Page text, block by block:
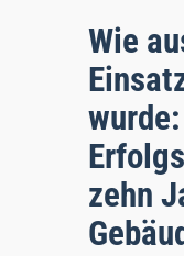
Wie
zehn